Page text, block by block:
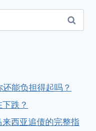
能负担得起吗？
跌？
西亚追债的完整指